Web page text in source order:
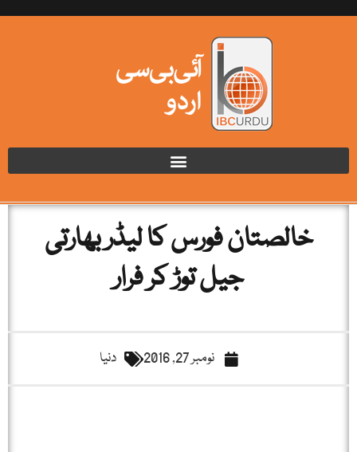
خالصتان فورس کا لیڈر بھارتی
جیل توڑ کر فرار
نومبر 27, 2016 دنیا